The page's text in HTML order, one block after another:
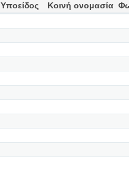
Υποείδος Κοινή ονομασία